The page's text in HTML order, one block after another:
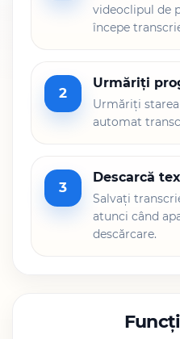
videoclipul de
începe
2
Urmăriți
Urmăriți
automat
3
Descarcă
Salvați
atunci când
descărcare.